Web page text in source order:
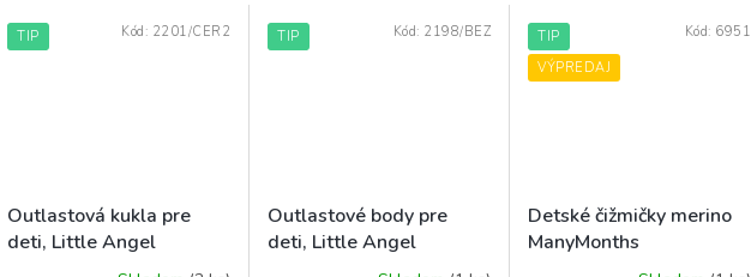
TIP
Outlastová kukla pre
deti, Little Angel
Kód: 2201/CER2 TIP
Outlastové body pre
deti, Little Angel
Kód: 2198/BEZ
TIP
VÝPREDAJ
Detské čižmičky merino
ManyMonths
Kód: 6951